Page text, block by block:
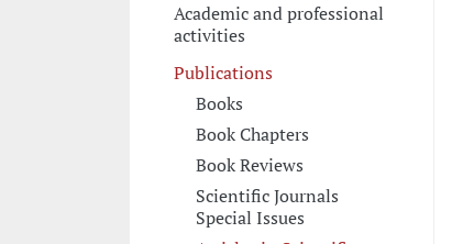
Academic and professional
activities
Publications
Books
Book Chapters
Book Reviews
Scientific Journals
Special Issues